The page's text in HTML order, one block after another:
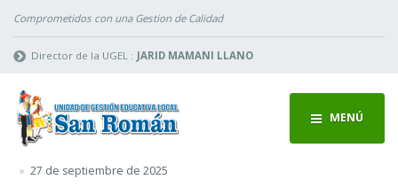
Comprometidos con una Gestion de Calidad
Director de la UGEL : JARID MAMANI LLANO
MENÚ
27 de septiembre de 2025